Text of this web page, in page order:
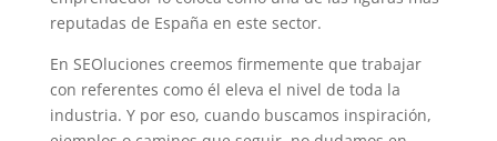
reputadas de España en este sector.
En SEOluciones creemos firmemente que trabajar
con referentes como él eleva el nivel de toda la
industria. Y por eso, cuando buscamos inspiración,